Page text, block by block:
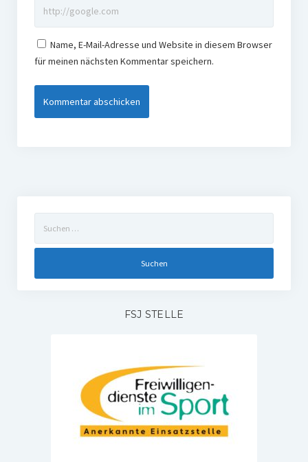
Name, E-Mail-Adresse und Website in diesem Browser
für meinen nächsten Kommentar speichern.
nach:
FSJ STELLE